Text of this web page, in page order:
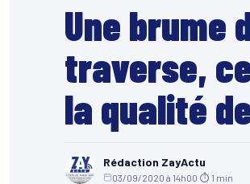
Une brume
traverse,
la qualité
Rédaction ZayActu
03/09/2020 à 14h00 ⏱ 1 min